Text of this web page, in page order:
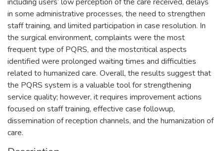
in some administrative processes, the need to strengthen
staff training, and limited participation in case resolution. In
the surgical environment, complaints were the most
frequent type of PQRS, and the mostcritical aspects
identified were prolonged waiting times and difficulties
related to humanized care. Overall, the results suggest that
the PQRS system is a valuable tool for strengthening
service quality; however, it requires improvement actions
focused on staff training, effective case followup,
dissemination of reception channels, and the humanization of
care.